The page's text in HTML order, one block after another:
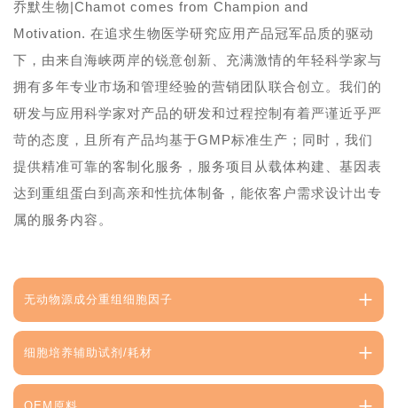
乔默生物|Chamot comes from Champion and
Motivation. 在追求生物医学研究应用产品冠军品质的驱动
下，由来自海峡两岸的锐意创新、充满激情的年轻科学家与
拥有多年专业市场和管理经验的营销团队联合创立。我们的
研发与应用科学家对产品的研发和过程控制有着严谨近乎严
苛的态度，且所有产品均基于GMP标准生产；同时，我们
提供精准可靠的客制化服务，服务项目从载体构建、基因表
达到重组蛋白到高亲和性抗体制备，能依客户需求设计出专
属的服务内容。
无动物源成分重组细胞因子
细胞培养辅助试剂/耗材